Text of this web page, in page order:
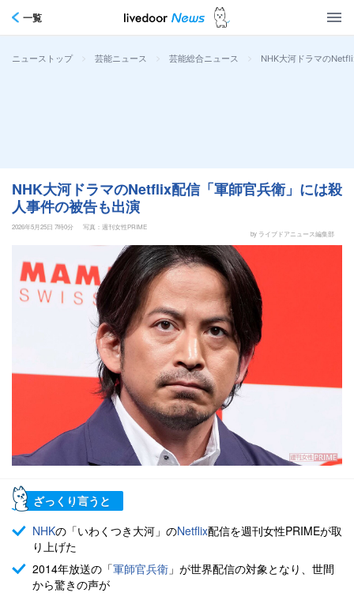
一覧
ニューストップ > 芸能ニュース > 芸能総合ニュース > NHK大河ドラマの
NHK大河ドラマのNetflix配信「軍師官兵衛」には殺
人事件の被告も出演
2026年5月25日 7時0分
写真：週刊女性PRIME
by ライブドアニュース編集部
ざっくり言うと
NHKの「いわくつき大河」のNetflix配信を週刊女性PRIMEが取
り上げた
2014年放送の「軍師官兵衛 」が世界配信の対象となり、世間
から驚きの声が